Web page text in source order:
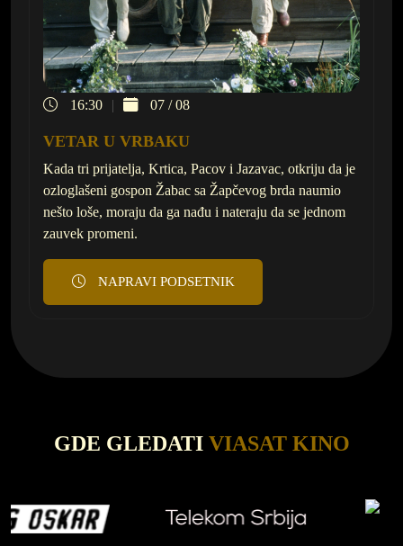
16:30 07 / 08
VETAR U VRBAKU
Kada tri prijatelja, Krtica, Pacov i Jazavac, otkriju da je
ozloglašeni gospon Žabac sa Žapčevog brda naumio
nešto loše, moraju da ga nađu i nateraju da se jednom
zauvek promeni.
NAPRAVI PODSETNIK
GDE GLEDATIVIASAT KINO